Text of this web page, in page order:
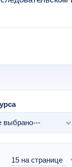
выбрано---
15 на странице